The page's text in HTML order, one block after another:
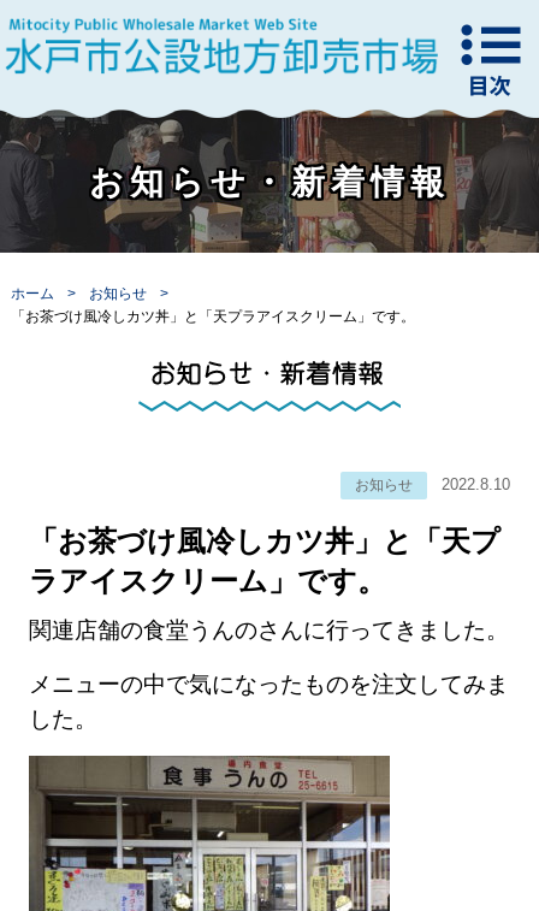
お知らせ・新着情報
ホーム
お知らせ
「お茶づけ風冷しカツ丼」と「天プラアイスクリーム」です。
お知らせ 2022.8.10
「お茶づけ風冷しカツ丼」と「天プ
ラアイスクリーム」です。
関連店舗の食堂うんのさんに行ってきました。
メニューの中で気になったものを注文してみま
した。